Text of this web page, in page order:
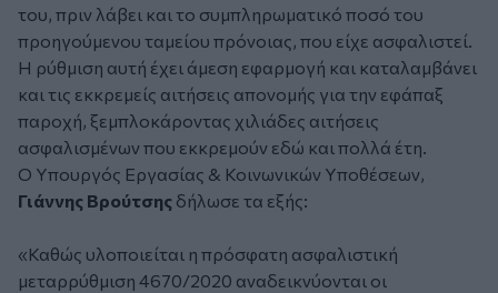
του, πριν λάβει και το συμπληρωματικό ποσό του
προηγούμενου ταμείου πρόνοιας, που είχε ασφαλιστεί.
Η ρύθμιση αυτή έχει άμεση εφαρμογή και καταλαμβάνει
και τις εκκρεμείς αιτήσεις απονομής για την εφάπαξ
παροχή, ξεμπλοκάροντας χιλιάδες αιτήσεις
ασφαλισμένων που εκκρεμούν εδώ και πολλά έτη.
Ο Υπουργός Εργασίας & Κοινωνικών Υποθέσεων,
Γιάννης Βρούτσης δήλωσε τα εξής:
«Καθώς υλοποιείται η πρόσφατη ασφαλιστική
μεταρρύθμιση 4670/2020 αναδεικνύονται οι